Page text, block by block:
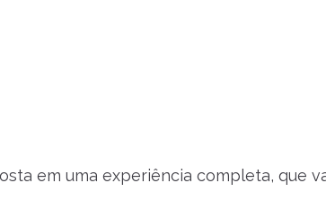
em uma experiência completa, que